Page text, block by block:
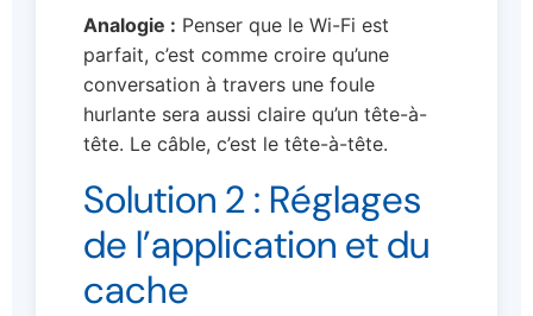
Analogie : Penser que le Wi-Fi est
parfait, c’est comme croire qu’une
conversation à travers une foule
hurlante sera aussi claire qu’un tête-à-
tête. Le câble, c’est le tête-à-tête.
Solution 2 : Réglages
de l’application et du
cache